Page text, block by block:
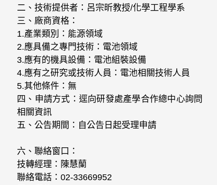
二、技術提供者：呂宗昕教授/化學工程學系
三、廠商資格：
1.產業類別：能源領域
2.應具備之專門技術：電池領域
3.應有的機具設備：電池組裝設備
4.應有之研究或技術人員：電池相關技術人員
5.其他條件：無
四、申請方式：逕向研發處產學合作總中心詢問
相關資訊
五、公告期間：自公告日起受理申請
六、聯絡窗口：
技轉經理：陳慧蘭
聯絡電話：02-33669952